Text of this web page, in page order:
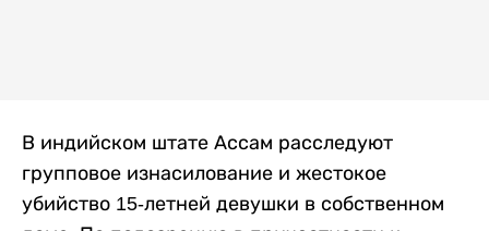
В индийском штате Ассам расследуют
групповое изнасилование и жестокое
убийство 15-летней девушки в собственном